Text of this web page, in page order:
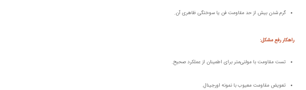
گرم شدن بیش از حد مقاومت فن یا سوختگی ظاهری آن.
راهکار رفع مشکل:
تست مقاومت با مولتی‌متر برای اطمینان از عملکرد صحیح.
تعویض مقاومت معیوب با نمونه اورجینال.